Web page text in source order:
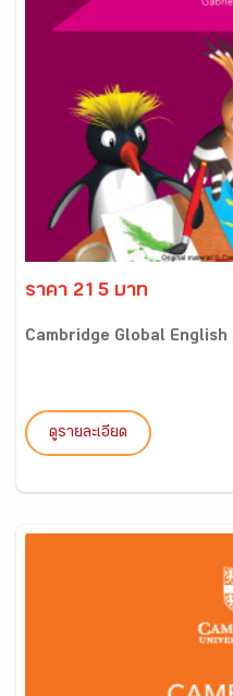
ราคา 215 บาท
Cambridge Global
ดูรายละเอียด